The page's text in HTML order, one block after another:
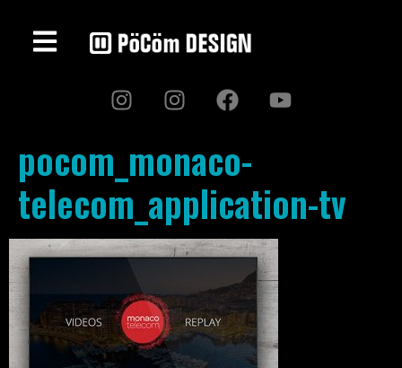
pocom_monaco-
telecom_application-tv